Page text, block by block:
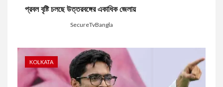
প্রবল বৃষ্টি চলছে উত্তরবঙ্গের একাধিক জেলায়
SecureTvBangla
KOLKATA